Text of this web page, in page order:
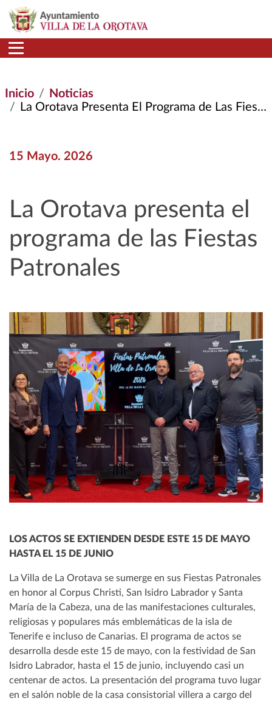
Pasar al contenido principal
Inicio
Noticias
La Orotava Presenta El Programa de Las Fiestas Patronales
15 Mayo. 2026
La Orotava presenta el
programa de las Fiestas
Patronales
LOS ACTOS SE EXTIENDEN DESDE ESTE 15 DE MAYO
HASTA EL 15 DE JUNIO
La Villa de La Orotava se sumerge en sus Fiestas Patronales
en honor al Corpus Christi, San Isidro Labrador y Santa
María de la Cabeza, una de las manifestaciones culturales,
religiosas y populares más emblemáticas de la isla de
Tenerife e incluso de Canarias. El programa de actos se
desarrolla desde este 15 de mayo, con la festividad de San
Isidro Labrador, hasta el 15 de junio, incluyendo casi un
centenar de actos. La presentación del programa tuvo lugar
en el salón noble de la casa consistorial villera a cargo del